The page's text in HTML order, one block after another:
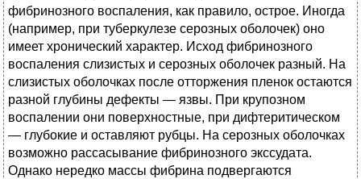
фибринозного воспаления, как правило, острое. Иногда
(например, при туберкулезе серозных оболочек) оно
имеет хронический характер. Исход фибринозного
воспаления слизистых и серозных оболочек разный. На
слизистых оболочках после отторжения пленок остаются
разной глубины дефекты — язвы. При крупозном
воспалении они поверхностные, при дифтеритическом
— глубокие и оставляют рубцы. На серозных оболочках
возможно рассасывание фибринозного экссудата.
Однако нередко массы фибрина подвергаются